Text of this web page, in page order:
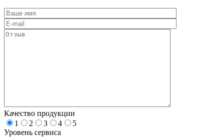
Качество продукции
1
2 3 4
5
Уровень сервиса